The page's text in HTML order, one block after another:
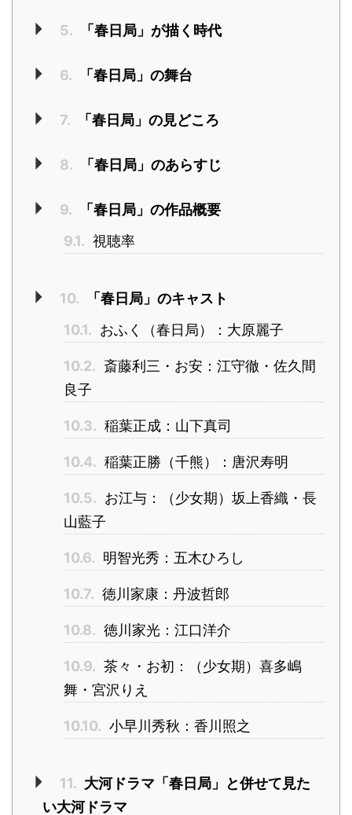
5. 「春日局」が描く時代
6. 「春日局」の舞台
7. 「春日局」の見どころ
8. 「春日局」のあらすじ
9.
「春日局」の作品概要
9.1. 視聴率
10.
「春日局」のキャスト
10.1. おふく（春日局）：大原麗子
10.2. 斎藤利三・お安：江守徹・佐久間
良子
10.3. 稲葉正成：山下真司
10.4. 稲葉正勝（千熊）：唐沢寿明
10.5. お江与：（少女期）坂上香織・長
山藍子
10.6. 明智光秀：五木ひろし
10.7. 徳川家康：丹波哲郎
10.8. 徳川家光：江口洋介
10.9. 茶々・お初：（少女期）喜多嶋
舞・宮沢りえ
10.10. 小早川秀秋：香川照之
11. 大河ドラマ「春日局」と併せて見た
い大河ドラマ